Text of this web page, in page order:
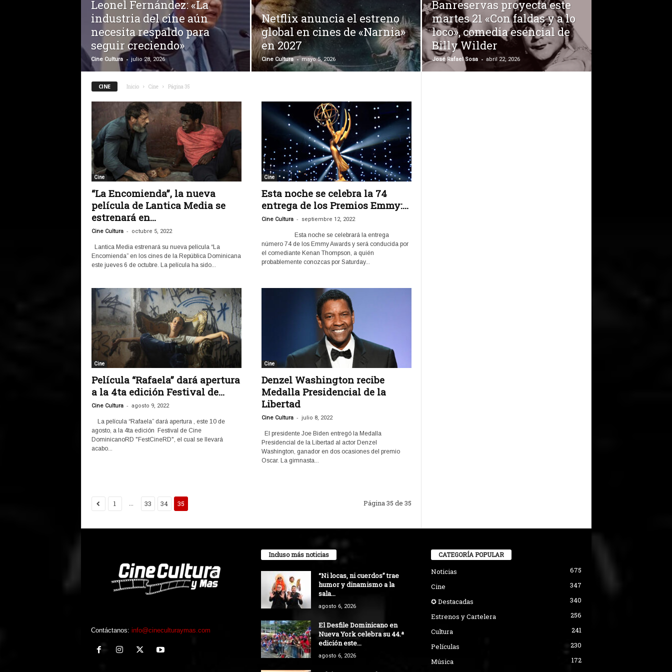
Leonel Fernández: «La
industria del cine aún
necesita respaldo para
seguir creciendo»
Cine Cultura - julio 28, 2026
Netflix anuncia el estreno
global en cines de «Narnia»
en 2027
Cine Cultura - mayo 5, 2026
Banreservas proyecta este
martes 21 «Con faldas y a lo
loco», comedia esencial de
Billy Wilder
José Rafael Sosa - abril 22, 2026
CINE Inicio Cine Página 35
Cine
“La Encomienda”, la nueva
película de Lantica Media se
estrenará en...
Cine Cultura - octubre 5, 2022
Lantica Media estrenará su nueva película “La
Encomienda” en los cines de la República Dominicana
este jueves 6 de octubre. La película ha sido...
Cine
Esta noche se celebra la 74
entrega de los Premios Emmy:...
Cine Cultura - septiembre 12, 2022
Esta noche se celebrará la entrega
número 74 de los Emmy Awards y será conducida por
el comediante Kenan Thompson, a quién
probablemente conozcas por Saturday...
Cine
Película “Rafaela” dará apertura
a la 4ta edición Festival de...
Cine Cultura - agosto 9, 2022
La película “Rafaela” dará apertura , este 10 de
agosto, a la 4ta edición Festival de Cine
DominicanoRD "FestCineRD", el cual se llevará
acabo...
Cine
Denzel Washington recibe
Medalla Presidencial de la
Libertad
Cine Cultura - julio 8, 2022
El presidente Joe Biden entregó la Medalla
Presidencial de la Libertad al actor Denzel
Washington, ganador en dos ocasiones del premio
Oscar. La gimnasta...
1 ... 33 34 35 Página 35 de 35
Contáctanos: info@cineculturaymas.com
Incluso más noticias
“Ni locas, ni cuerdos” trae
humor y dinamismo a la
sala...
agosto 6, 2026
El Desfile Dominicano en
Nueva York celebra su 44.ª
edición este...
agosto 6, 2026
CATEGORÍA POPULAR
Noticias
675
Cine
347
✪ Destacadas
340
Estrenos y Cartelera
256
Cultura
241
Películas
230
Música
172